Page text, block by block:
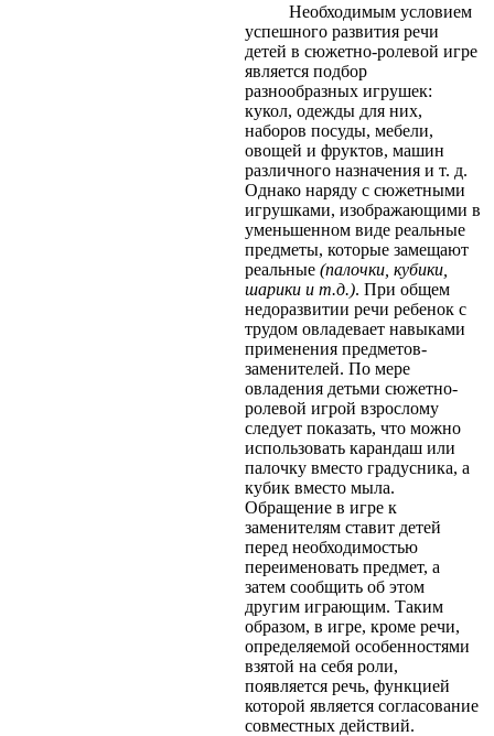
Необходимым условием
успешного развития речи
детей в сюжетно-ролевой игре
является подбор
разнообразных игрушек:
кукол, одежды для них,
наборов посуды, мебели,
овощей и фруктов, машин
различного назначения и т. д.
Однако наряду с сюжетными
игрушками, изображающими в
уменьшенном виде реальные
предметы, которые замещают
реальные (палочки, кубики,
шарики и т.д.). При общем
недоразвитии речи ребенок с
трудом овладевает навыками
применения предметов-
заменителей. По мере
овладения детьми сюжетно-
ролевой игрой взрослому
следует показать, что можно
использовать карандаш или
палочку вместо градусника, а
кубик вместо мыла.
Обращение в игре к
заменителям ставит детей
перед необходимостью
переименовать предмет, а
затем сообщить об этом
другим играющим. Таким
образом, в игре, кроме речи,
определяемой особенностями
взятой на себя роли,
появляется речь, функцией
которой является согласование
совместных действий.